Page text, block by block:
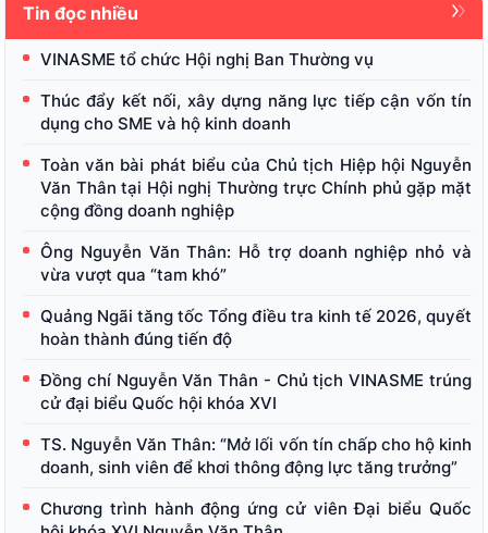
Tin đọc nhiều
VINASME tổ chức Hội nghị Ban Thường vụ
Thúc đẩy kết nối, xây dựng năng lực tiếp cận vốn tín
dụng cho SME và hộ kinh doanh
Toàn văn bài phát biểu của Chủ tịch Hiệp hội Nguyễn
Văn Thân tại Hội nghị Thường trực Chính phủ gặp mặt
cộng đồng doanh nghiệp
Ông Nguyễn Văn Thân: Hỗ trợ doanh nghiệp nhỏ và
vừa vượt qua “tam khó”
Quảng Ngãi tăng tốc Tổng điều tra kinh tế 2026, quyết
hoàn thành đúng tiến độ
Đồng chí Nguyễn Văn Thân - Chủ tịch VINASME trúng
cử đại biểu Quốc hội khóa XVI
TS. Nguyễn Văn Thân: “Mở lối vốn tín chấp cho hộ kinh
doanh, sinh viên để khơi thông động lực tăng trưởng”
Chương trình hành động ứng cử viên Đại biểu Quốc